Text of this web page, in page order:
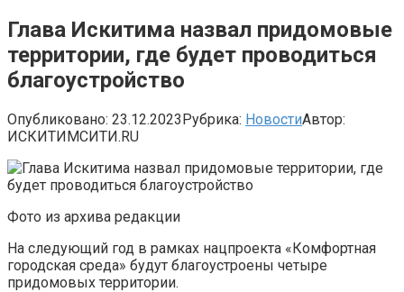
Глава Искитима назвал придомовые
территории, где будет проводиться
благоустройство
Опубликовано: 23.12.2023Рубрика: НовостиАвтор:
ИСКИТИМСИТИ.RU
Фото из архива редакции
На следующий год в рамках нацпроекта «Комфортная
городская среда» будут благоустроены четыре
придомовых территории.